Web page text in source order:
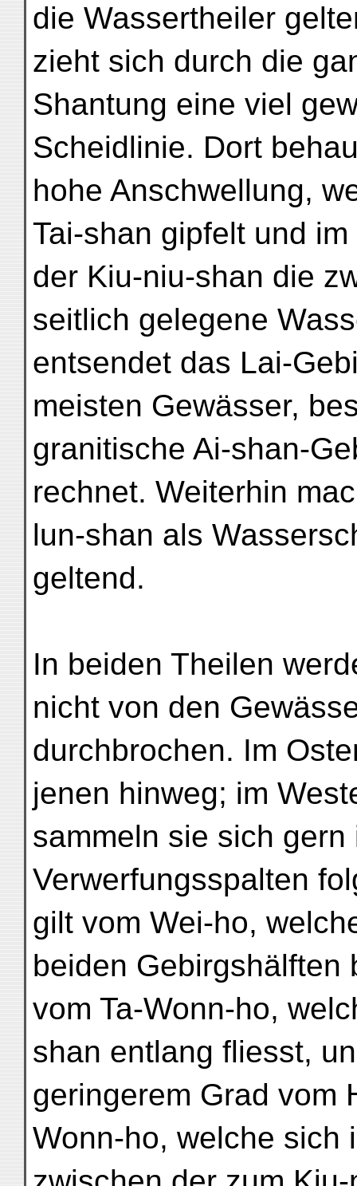
die Wassertheiler
zieht sich durch die
Shantung eine viel
Scheidlinie. Dort
hohe Anschwellung,
Tai-shan gipfelt und
der Kiu-niu-shan die
seitlich gelegene
entsendet das Lai-
meisten Gewässer,
granitische Ai-shan-
rechnet. Weiterhin
lun-shan als
geltend.
In beiden Theilen
nicht von den
durchbrochen. Im
jenen hinweg; im
sammeln sie sich
Verwerfungsspalten
gilt vom Wei-ho,
beiden Gebirgshälften
vom Ta-Wonn-ho,
shan entlang fliesst,
geringerem Grad vom
Wonn-ho, welche sich